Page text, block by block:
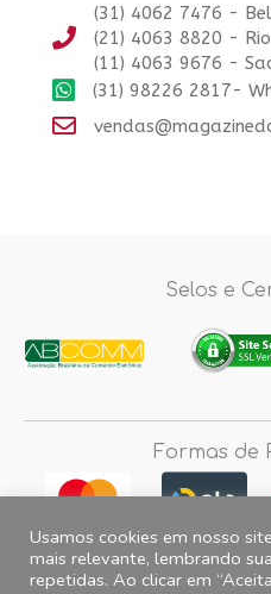
(31) 4062 7476 -
(21) 4063 8820 -
(11) 4063 9676 -
(31) 98226 2817-
Selos e
Formas de
Fotos e imagens meramente
Usamos cookies em nosso
mais relevante, lembrando
repetidas. Ao clicar em